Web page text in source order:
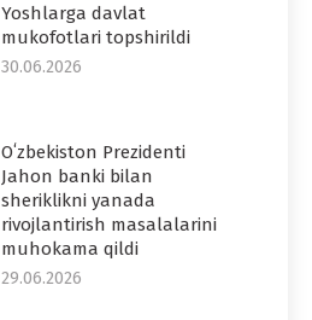
Yoshlarga davlat
mukofotlari topshirildi
30.06.2026
Oʻzbekiston Prezidenti
Jahon banki bilan
sheriklikni yanada
rivojlantirish masalalarini
muhokama qildi
29.06.2026